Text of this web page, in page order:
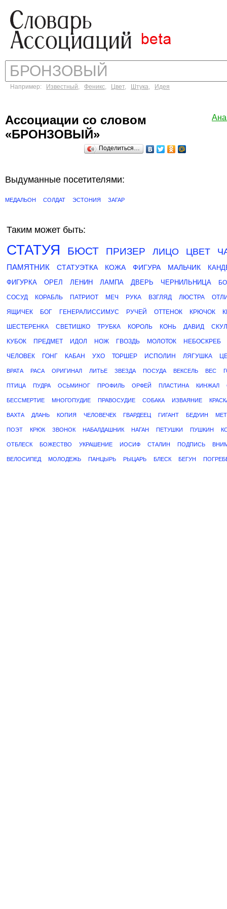
Например: Известный, Феникс, Цвет, Штука, Идея
Ассоциации со словом
«БРОНЗОВЫЙ»
Поделиться…
Выдуманные посетителями:
МЕДАЛЬОН СОЛДАТ ЭСТОНИЯ ЗАГАР
Таким может быть:
СТАТУЯ БЮСТ ПРИЗЕР ЛИЦО ЦВЕТ
ПАМЯТНИК СТАТУЭТКА КОЖА ФИГУРА МАЛЬЧИК
ФИГУРКА
ОРЕЛ ЛЕНИН ЛАМПА ДВЕРЬ ЧЕРНИЛЬНИЦА
СОСУД КОРАБЛЬ ПАТРИОТ МЕЧ РУКА ВЗГЛЯД ЛЮСТРА
ЯЩИЧЕК БОГ ГЕНЕРАЛИССИМУС РУЧЕЙ ОТТЕНОК КРЮЧОК
ШЕСТЕРЕНКА СВЕТИШКО ТРУБКА КОРОЛЬ КОНЬ ДАВИД
КУБОК ПРЕДМЕТ ИДОЛ НОЖ ГВОЗДЬ МОЛОТОК НЕБОСКРЕБ
ЧЕЛОВЕК ГОНГ КАБАН УХО ТОРШЕР ИСПОЛИН ЛЯГУШКА
ВРАТА РАСА ОРИГИНАЛ ЛИТЬЕ ЗВЕЗДА ПОСУДА ВЕКСЕЛЬ ВЕС
ПТИЦА ПУДРА ОСЬМИНОГ ПРОФИЛЬ ОРФЕЙ ПЛАСТИНА КИНЖАЛ
БЕССМЕРТИЕ МНОГОПУДИЕ ПРАВОСУДИЕ СОБАКА ИЗВАЯНИЕ
ВАХТА ДЛАНЬ КОПИЯ ЧЕЛОВЕЧЕК ГВАРДЕЕЦ ГИГАНТ БЕДУИН
ПОЭТ КРЮК ЗВОНОК НАБАЛДАШНИК НАГАН ПЕТУШКИ ПУШКИН
ОТБЛЕСК БОЖЕСТВО УКРАШЕНИЕ ИОСИФ СТАЛИН ПОДПИСЬ
ВЕЛОСИПЕД МОЛОДЕЖЬ ПАНЦЫРЬ РЫЦАРЬ БЛЕСК БЕГУН